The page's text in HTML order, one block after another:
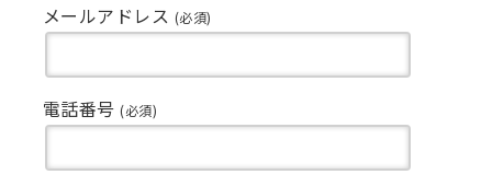
メールアドレス (必須)
電話番号 (必須)